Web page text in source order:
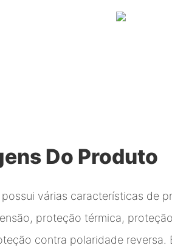
Do Produto
várias características de
proteção térmica,
contra polaridade reversa.